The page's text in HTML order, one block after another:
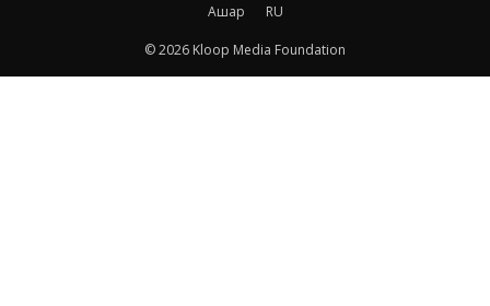
Ашар
RU
© 2026 Kloop Media Foundation